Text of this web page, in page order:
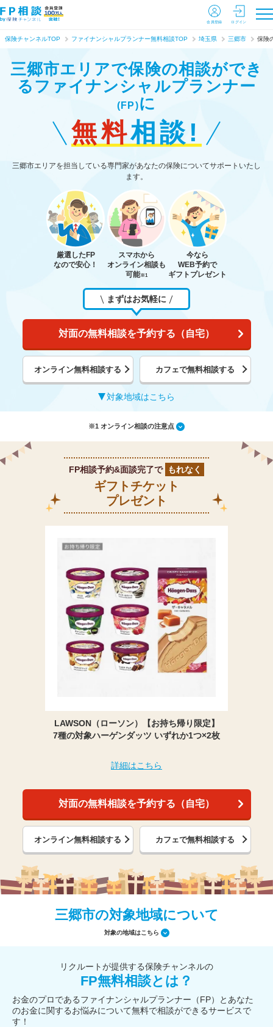
会員登録 ログイン
保険チャンネルTOP ファイナンシャルプランナー無料相談TOP 埼玉県 三郷市 保険
三郷市エリアで保険の相談ができ
る ファイナンシャルプランナー
(FP)に
無料相談!
三郷市エリアを担当している専門家があなたの保険についてサポートいたし
ます。
厳選したFP
なので安心！
スマホから
オンライン相談も
可能※1
今なら
WEB予約で
ギフトプレゼント
まずはお気軽に
対面の無料相談を予約する（自宅）
オンライン無料相談する カフェで無料相談する
対象地域はこちら
※1 オンライン相談の注意点
FP相談予約&面談完了で もれなく
ギフトチケット
プレゼント
LAWSON（ローソン）【お持ち帰り限定】
7種の対象ハーゲンダッツ いずれか1つ×2枚
詳細はこちら
対面の無料相談を予約する（自宅）
オンライン無料相談する カフェで無料相談する
三郷市の対象地域について
対象の地域はこちら
リクルートが提供する保険チャンネルの
FP無料相談とは？
お金のプロであるファイナンシャルプランナー（FP）とあなた
のお金に関するお悩みについて無料で相談ができるサービスで
す！